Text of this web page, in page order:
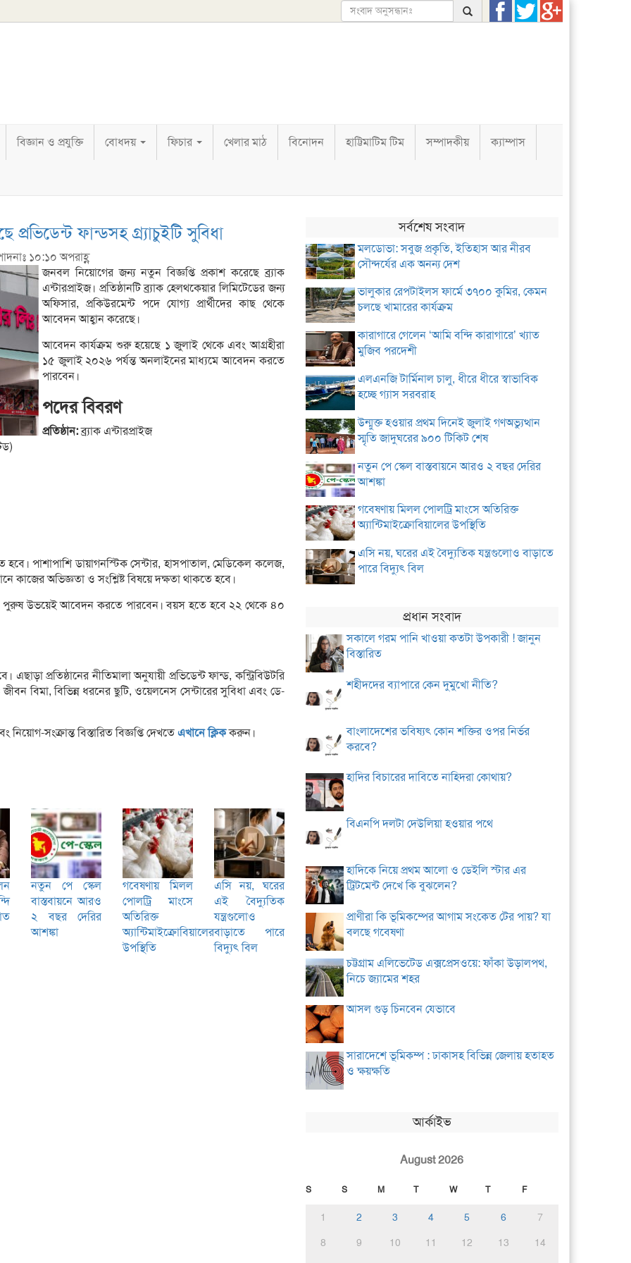
বিজ্ঞান ও প্রযুক্তি বোধদয় ফিচার খেলার মাঠ বিনোদন হাট্টিমাটিম টিম সম্পাদকীয় ক্যাম্পাস
ফান্ডসহ গ্র্যাচুইটি সুবিধা
১০:১০ অপরাহ্ণ
জনবল নিয়োগের জন্য নতুন বিজ্ঞপ্তি প্রকাশ করেছে ব্র্যাক
এন্টারপ্রাইজ। প্রতিষ্ঠানটি ব্র্যাক হেলথকেয়ার লিমিটেডের জন্য
অফিসার, প্রকিউরমেন্ট পদে যোগ্য প্রার্থীদের কাছ থেকে
আবেদন আহ্বান করেছে।
আবেদন কার্যক্রম শুরু হয়েছে ১ জুলাই থেকে এবং আগ্রহীরা
১৫ জুলাই ২০২৬ পর্যন্ত অনলাইনের মাধ্যমে আবেদন করতে
পারবেন।
পদের বিবরণ
প্রতিষ্ঠান:ব্র্যাক এন্টারপ্রাইজ
হবে। পাশাপাশি ডায়াগনস্টিক সেন্টার, হাসপাতাল, মেডিকেল কলেজ,
কাজের অভিজ্ঞতা ও সংশ্লিষ্ট বিষয়ে দক্ষতা থাকতে হবে।
ও পুরুষ উভয়েই আবেদন করতে পারবেন। বয়স হতে হবে ২২ থেকে ৪০
এছাড়া প্রতিষ্ঠানের নীতিমালা অনুযায়ী প্রভিডেন্ট ফান্ড, কন্ট্রিবিউটরি
জীবন বিমা, বিভিন্ন ধরনের ছুটি, ওয়েলনেস সেন্টারের সুবিধা এবং ডে-
সংক্রান্ত বিস্তারিত বিজ্ঞপ্তি দেখতেএখানে ক্লিককরুন।
নতুন পে স্কেল
বাস্তবায়নে আরও
২ বছর দেরির
আশঙ্কা
গবেষণায় মিলল
পোলট্রি মাংসে
অতিরিক্ত
অ্যান্টিমাইক্রোবিয়ালের
উপস্থিতি
এসি নয়, ঘরের
এই বৈদ্যুতিক
যন্ত্রগুলোও
বাড়াতে পারে
বিদ্যুৎ বিল
সর্বশেষ সংবাদ
মলডোভা: সবুজ প্রকৃতি, ইতিহাস আর নীরব
সৌন্দর্যের এক অনন্য দেশ
ভালুকার রেপটাইলস ফার্মে ৩৭০০ কুমির, কেমন
চলছে খামারের কার্যক্রম
কারাগারে গেলেন ‘আমি বন্দি কারাগারে’ খ্যাত
মুজিব পরদেশী
এলএনজি টার্মিনাল চালু, ধীরে ধীরে স্বাভাবিক
হচ্ছে গ্যাস সরবরাহ
উন্মুক্ত হওয়ার প্রথম দিনেই জুলাই গণঅভ্যুত্থান
স্মৃতি জাদুঘরের ৯০০ টিকিট শেষ
নতুন পে স্কেল বাস্তবায়নে আরও ২ বছর দেরির
আশঙ্কা
গবেষণায় মিলল পোলট্রি মাংসে অতিরিক্ত
অ্যান্টিমাইক্রোবিয়ালের উপস্থিতি
এসি নয়, ঘরের এই বৈদ্যুতিক যন্ত্রগুলোও বাড়াতে
পারে বিদ্যুৎ বিল
প্রধান সংবাদ
সকালে গরম পানি খাওয়া কতটা উপকারী ! জানুন
বিস্তারিত
শহীদদের ব্যাপারে কেন দুমুখো নীতি?
বাংলাদেশের ভবিষ্যৎ কোন শক্তির ওপর নির্ভর
করবে?
হাদির বিচারের দাবিতে নাহিদরা কোথায়?
বিএনপি দলটা দেউলিয়া হওয়ার পথে
হাদিকে নিয়ে প্রথম আলো ও ডেইলি স্টার এর
ট্রিটমেন্ট দেখে কি বুঝলেন?
প্রাণীরা কি ভূমিকম্পের আগাম সংকেত টের পায়? যা
বলছে গবেষণা
চট্টগ্রাম এলিভেটেড এক্সপ্রেসওয়ে: ফাঁকা উড়ালপথ,
নিচে জ্যামের শহর
আসল গুড় চিনবেন যেভাবে
সারাদেশে ভূমিকম্প : ঢাকাসহ বিভিন্ন জেলায় হতাহত
ও ক্ষয়ক্ষতি
আর্কাইভ
August 2026
S S M T W T F
1 2 3 4 5 6
7
8
9 10 11 12 13
14